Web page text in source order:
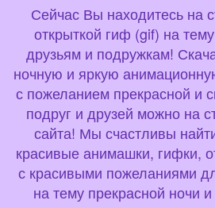
Сейчас Вы находитесь на
открыткой гиф (gif) на
друзьям и подружкам!
ночную и яркую
с пожеланием прекрасной и
подруг и друзей можно на
сайта! Мы счастливы
красивые анимашки, гифки,
с красивыми пожеланиями
на тему прекрасной ночи